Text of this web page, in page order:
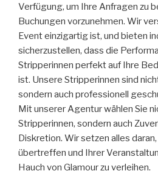
Verfügung, um Ihre Anfragen zu
Buchungen vorzunehmen. Wir
Event einzigartig ist, und bieten
sicherzustellen, dass die
Stripperinnen perfekt auf Ihre
ist. Unsere Stripperinnen sind
sondern auch professionell
Mit unserer Agentur wählen Sie
Stripperinnen, sondern auch
Diskretion. Wir setzen alles
übertreffen und Ihrer
Hauch von Glamour zu verleihen.